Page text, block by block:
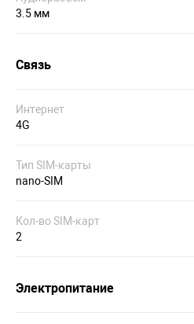
3.5 мм
Связь
Интернет
4G
Тип SIM-карты
nano-SIM
Кол-во SIM-карт
2
Электропитание